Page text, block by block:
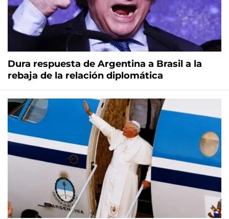
Dura respuesta de Argentina a Brasil a la
rebaja de la relación diplomática